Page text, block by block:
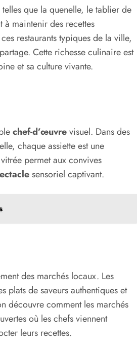
que la quenelle, le tablier de
à maintenir des recettes
restaurants typiques de la ville,
Cette richesse culinaire est
et sa culture vivante.
chef-d’œuvrevisuel. Dans des
chaque assiette est une
permet aux convives
sensoriel captivant.
des marchés locaux. Les
plats de saveurs authentiques et
découvre comment les marchés
où les chefs viennent
leurs recettes.